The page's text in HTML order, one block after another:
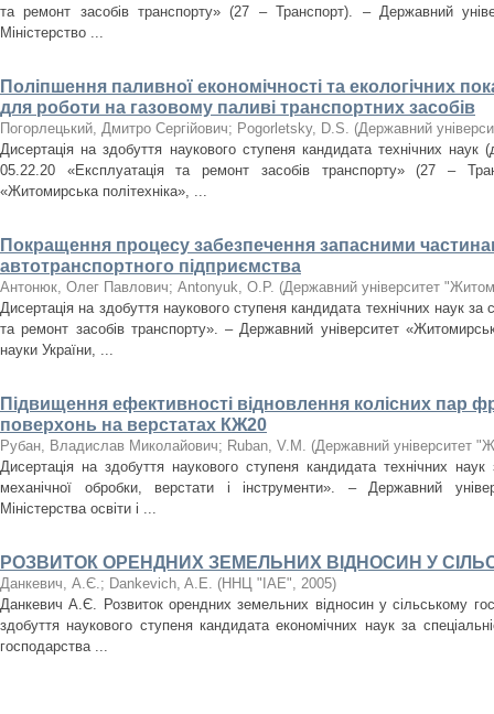
та ремонт засобів транспорту» (27 – Транспорт). – Державний
Міністерство ...
Поліпшення паливної економічності та екологічних
для роботи на газовому паливі транспортних засобів
Погорлецький, Дмитро Сергійович; Pogorletsky, D.S. (Державний
Дисертація на здобуття наукового ступеня кандидата технічних наук
05.22.20 «Експлуатація та ремонт засобів транспорту» (27 –
«Житомирська політехніка», ...
Покращення процесу забезпечення запасними
автотранспортного підприємства
Антонюк, Олег Павлович; Antonyuk, O.P. (Державний університет
Дисертація на здобуття наукового ступеня кандидата технічних наук за
та ремонт засобів транспорту». – Державний університет
науки України, ...
Підвищення ефективності відновлення колісних пар
поверхонь на верстатах КЖ20
Рубан, Владислав Миколайович; Ruban, V.M. (Державний університет
Дисертація на здобуття наукового ступеня кандидата технічних
механічної обробки, верстати і інструменти». – Державний
Міністерства освіти і ...
РОЗВИТОК ОРЕНДНИХ ЗЕМЕЛЬНИХ ВІДНОСИН У
Данкевич, А.Є.; Dankevich, A.E. (ННЦ "ІАЕ", 2005)
Данкевич А.Є. Розвиток орендних земельних відносин у сільському
здобуття наукового ступеня кандидата економічних наук за
господарства ...